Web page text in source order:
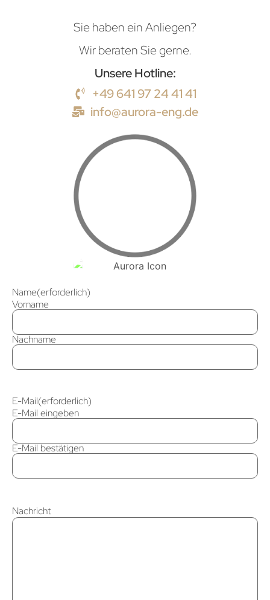
Sie haben ein Anliegen?
Wir beraten Sie gerne.
Unsere Hotline:
+49 641 97 24 41 41
info@aurora-eng.de
Name(erforderlich)
Vorname
Nachname
E-Mail(erforderlich)
E-Mail eingeben
E-Mail bestätigen
Nachricht